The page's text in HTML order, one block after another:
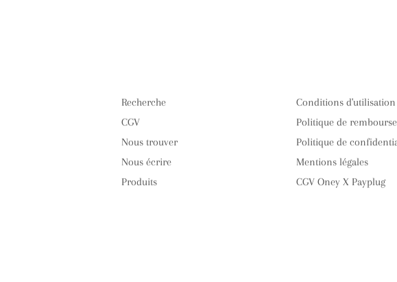
Recherche
CGV
Nous trouver
Nous écrire
Produits
Conditions d'utilisation
Politique de
Politique de
Mentions légales
CGV Oney X Payplug